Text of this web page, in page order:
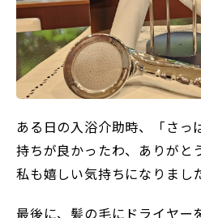
ある日の入浴介助時、「さっ
持ちが良かったわ、ありがと
私も嬉しい気持ちになりまし
最後に、髪の毛にドライヤー